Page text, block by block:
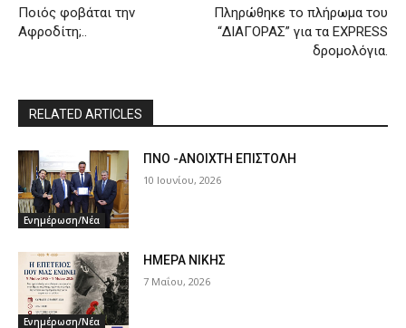
Ποιός φοβάται την
Αφροδίτη;..
Πληρώθηκε το πλήρωμα του
“ΔΙΑΓΟΡΑΣ” για τα EXPRESS
δρομολόγια.
RELATED ARTICLES
Ενημέρωση/Νέα
ΠΝΟ -ΑΝΟΙΧΤΗ ΕΠΙΣΤΟΛΗ
10 Ιουνίου, 2026
Ενημέρωση/Νέα
ΗΜΕΡΑ ΝΙΚΗΣ
7 Μαΐου, 2026